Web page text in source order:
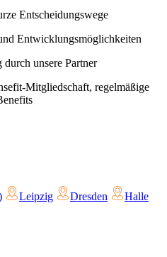
Entscheidungswege
Entwicklungsmöglichkeiten
unsere Partner
Mitgliedschaft, regelmäßige
Leipzig Dresden
Halle